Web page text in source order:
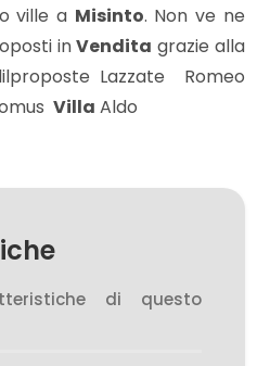
ville a Misinto. Non ve ne
inVendita grazie alla
Lazzate  Romeo
Villa Aldo
di questo